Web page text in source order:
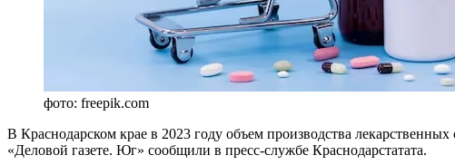
фото: freepik.com
В Краснодарском крае в 2023 году объем производства
«Деловой газете. Юг» сообщили в пресс-службе Краснодарстатата.